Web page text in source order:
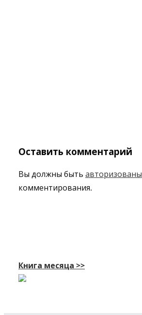
Оставить комментарий
Вы должны быть авторизованы
комментирования.
Книга месяца >>